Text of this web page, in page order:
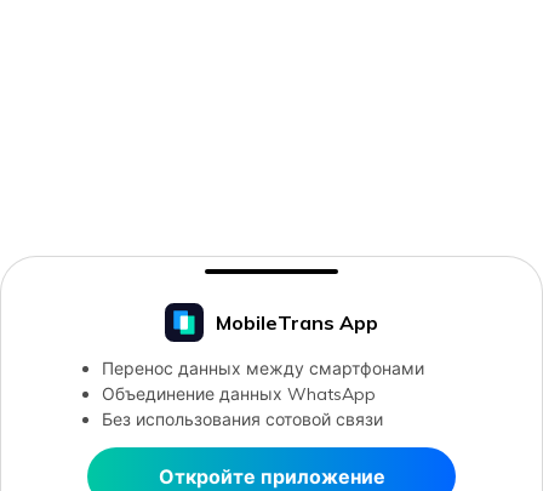
MobileTrans App
Перенос данных между смартфонами
Объединение данных WhatsApp
Без использования сотовой связи
Откройте приложение